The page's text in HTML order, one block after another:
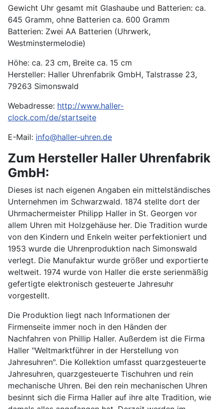
Gewicht Uhr gesamt mit Glashaube und Batterien: ca.
645 Gramm, ohne Batterien ca. 600 Gramm
Batterien: Zwei AA Batterien (Uhrwerk,
Westminstermelodie)
Höhe: ca. 23 cm, Breite ca. 15 cm
Hersteller: Haller Uhrenfabrik GmbH, Talstrasse 23,
79263 Simonswald
Webadresse: http://www.haller-
clock.com/de/startseite
E-Mail: info@haller-uhren.de
Zum Hersteller Haller Uhrenfabrik
GmbH:
Dieses ist nach eigenen Angaben ein mittelständisches
Unternehmen im Schwarzwald. 1874 stellte dort der
Uhrmachermeister Philipp Haller in St. Georgen vor
allem Uhren mit Holzgehäuse her. Die Tradition wurde
von den Kindern und Enkeln weiter perfektioniert und
1953 wurde die Uhrenproduktion nach Simonswald
verlegt. Die Manufaktur wurde größer und exportierte
weltweit. 1974 wurde von Haller die erste serienmäßig
gefertigte elektronisch gesteuerte Jahresuhr
vorgestellt.
Die Produktion liegt nach Informationen der
Firmenseite immer noch in den Händen der
Nachfahren von Phillip Haller. Außerdem ist die Firma
Haller "Weltmarktführer in der Herstellung von
Jahresuhren". Die Kollektion umfasst quarzgesteuerte
Jahresuhren, quarzgesteuerte Tischuhren und rein
mechanische Uhren. Bei den rein mechanischen Uhren
besinnt sich die Firma Haller auf ihre alte Tradition, wie